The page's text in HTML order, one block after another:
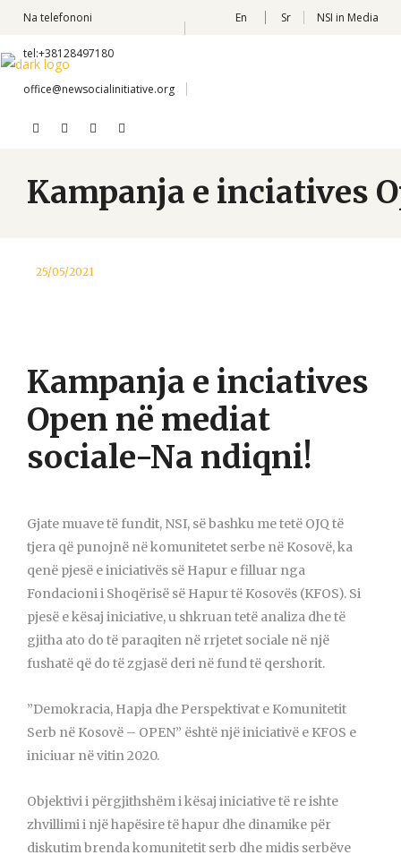
Na telefononi
tel:+38128497180
office@newsocialinitiative.org
En Sr NSI in Media
Kampanja e inciatives
25/05/2021
Kampanja e inciatives
Open në mediat
sociale-Na ndiqni!
Gjate muave të fundit, NSI, së bashku me tetë OJQ të
tjera që punojnë në komunitetet serbe në Kosovë, ka
qenë pjesë e iniciativës së Hapur e filluar nga
Fondacioni i Shoqërisë së Hapur të Kosovës (KFOS). Si
pjesë e kësaj iniciative, u shkruan tetë analiza dhe të
gjitha ato do të paraqiten në rrjetet sociale në një
fushatë që do të zgjasë deri në fund të qershorit.
”Demokracia, Hapja dhe Perspektivat e Komunitetit
Serb në Kosovë – OPEN” është një iniciativë e KFOS e
iniciuar në vitin 2020.
Objektivi i përgjithshëm i kësaj iniciative të re ishte
zhvillimi i një hapësire të hapur dhe dinamike për
diskutim brenda komunitetit serb dhe midis serbëve